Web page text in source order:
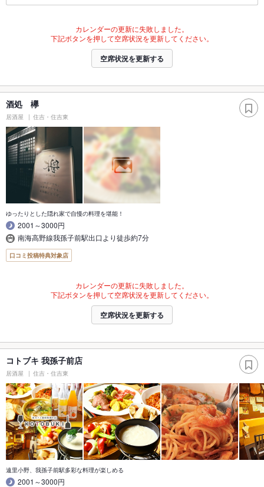
カレンダーの更新に失敗しました。
下記ボタンを押して空席状況を更新してください。
空席状況を更新する
酒処 欅
居酒屋 住吉・住吉東
ゆったりとした隠れ家で自慢の料理を堪能！
2001～3000円
南海高野線我孫子前駅出口より徒歩約7分
口コミ投稿特典対象店
カレンダーの更新に失敗しました。
下記ボタンを押して空席状況を更新してください。
空席状況を更新する
コトブキ 我孫子前店
居酒屋 住吉・住吉東
遠里小野、我孫子前駅多彩な料理が楽しめる
2001～3000円